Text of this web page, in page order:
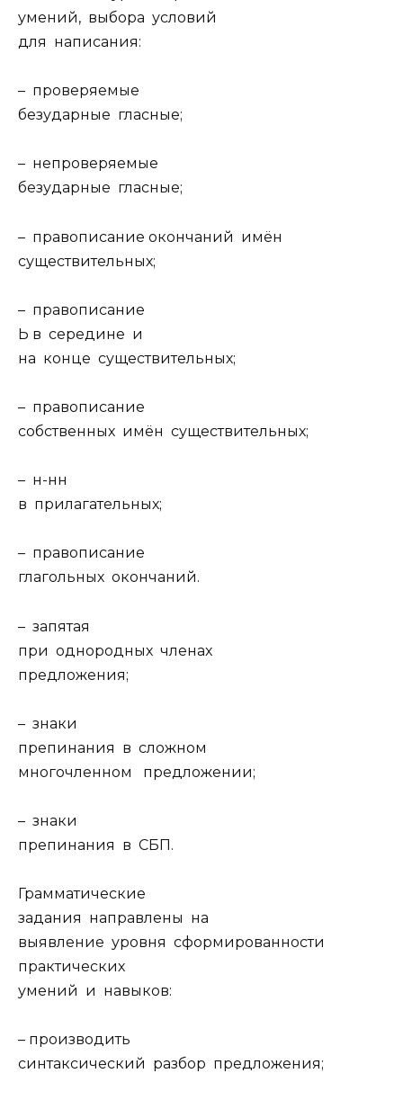
умений, выбора условий
для написания:
– проверяемые
безударные гласные;
– непроверяемые
безударные гласные;
– правописание окончаний имён
существительных;
– правописание
Ь в середине и
на конце существительных;
– правописание
собственных имён существительных;
– н-нн
в прилагательных;
– правописание
глагольных окончаний.
– запятая
при однородных членах
предложения;
– знаки
препинания в сложном
многочленном предложении;
– знаки
препинания в СБП.
Грамматические
задания направлены на
выявление уровня сформированности
практических
умений и навыков:
– производить
синтаксический разбор предложения;